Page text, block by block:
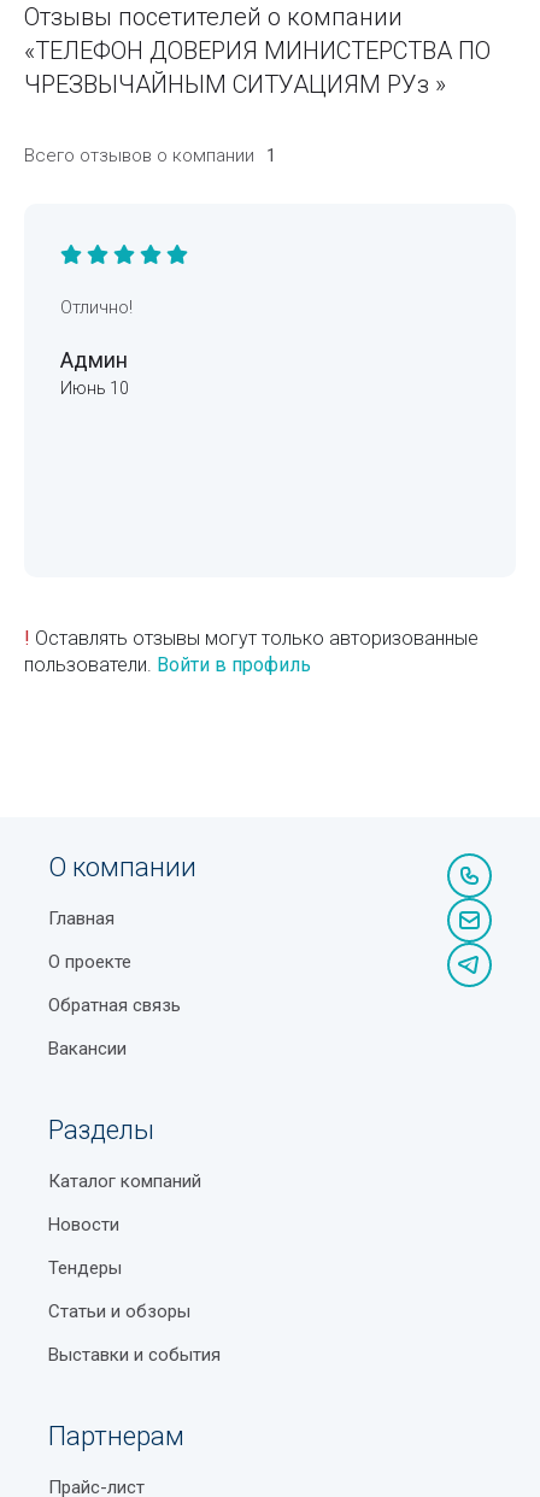
Отзывы посетителей о компании
«ТЕЛЕФОН ДОВЕРИЯ МИНИСТЕРСТВА ПО
ЧРЕЗВЫЧАЙНЫМ СИТУАЦИЯМ РУз »
Всего отзывов о компании 1
Отлично!
Админ
Июнь 10
! Оставлять отзывы могут только авторизованные
пользователи. Войти в профиль
О компании
Главная
О проекте
Обратная связь
Вакансии
Разделы
Каталог компаний
Новости
Тендеры
Статьи и обзоры
Выставки и события
Партнерам
Прайс-лист